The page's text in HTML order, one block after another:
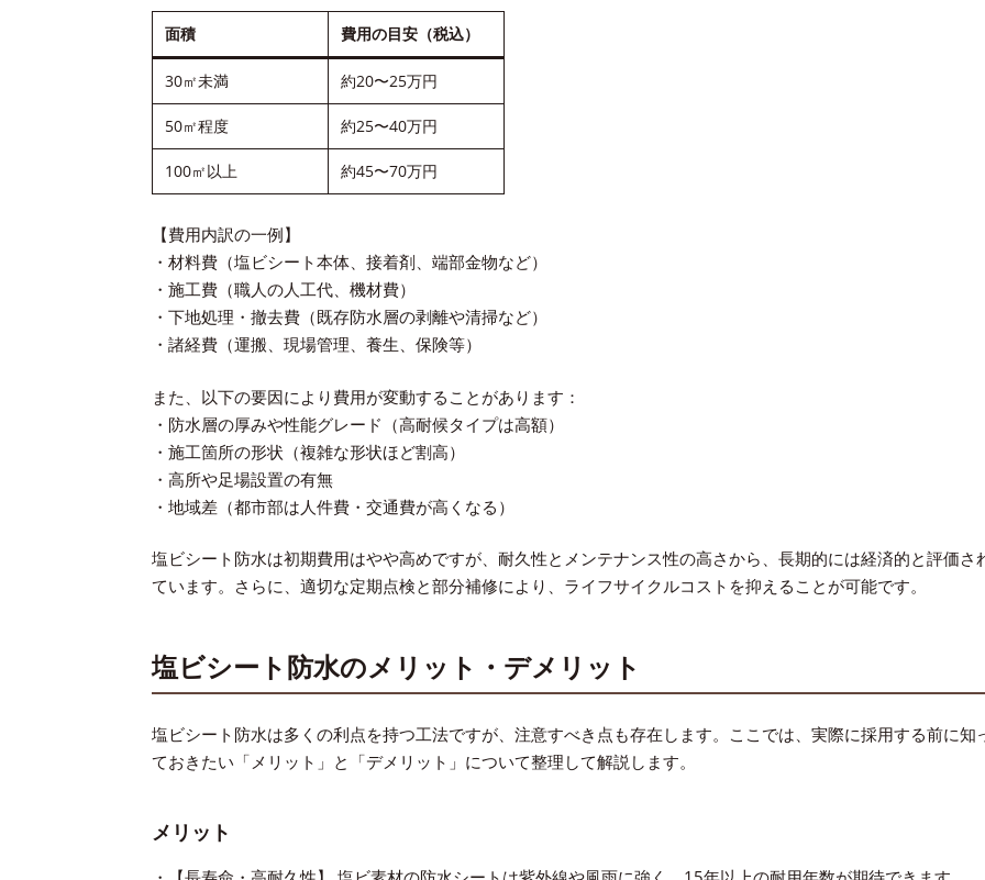
面積 費用の目安（税込）
30㎡未満 約20〜25万円
50㎡程度 約25〜40万円
100㎡以上 約45〜70万円
【費用内訳の一例】
・材料費（塩ビシート本体、接着剤、端部金物など）
・施工費（職人の人工代、機材費）
・下地処理・撤去費（既存防水層の剥離や清掃など）
・諸経費（運搬、現場管理、養生、保険等）
また、以下の要因により費用が変動することがあります：
・防水層の厚みや性能グレード（高耐候タイプは高額）
・施工箇所の形状（複雑な形状ほど割高）
・高所や足場設置の有無
・地域差（都市部は人件費・交通費が高くなる）
塩ビシート防水は初期費用はやや高めですが、耐久性とメンテナンス性の高さから、長期的には経済的と評価さ
ています。さらに、適切な定期点検と部分補修により、ライフサイクルコストを抑えることが可能です。
塩ビシート防水のメリット・デメリット
塩ビシート防水は多くの利点を持つ工法ですが、注意すべき点も存在します。ここでは、実際に採用する前に知
ておきたい「メリット」と「デメリット」について整理して解説します。
メリット